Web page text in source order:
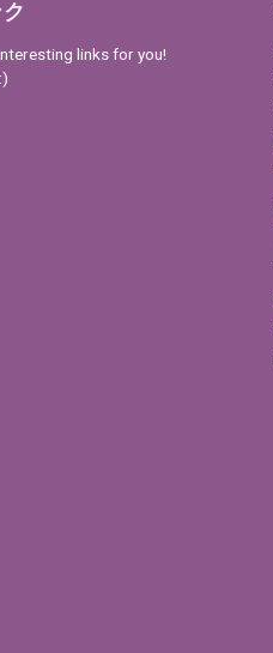
links for you!